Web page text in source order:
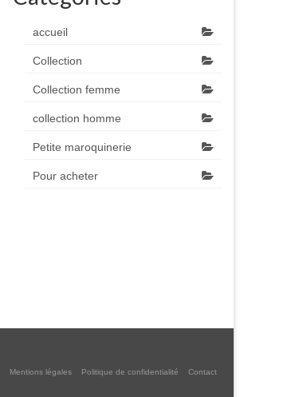
accueil
Collection
Collection femme
collection homme
Petite maroquinerie
Pour acheter
Mentions légales Politique de confidentialité Contact